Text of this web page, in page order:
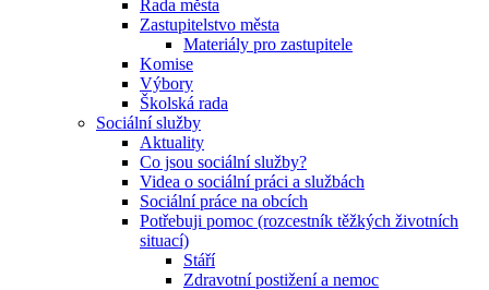
Rada města
Zastupitelstvo města
Materiály pro zastupitele
Komise
Výbory
Školská rada
Sociální služby
Aktuality
Co jsou sociální služby?
Videa o sociální práci a službách
Sociální práce na obcích
Potřebuji pomoc (rozcestník těžkých životních
situací)
Stáří
Zdravotní postižení a nemoc